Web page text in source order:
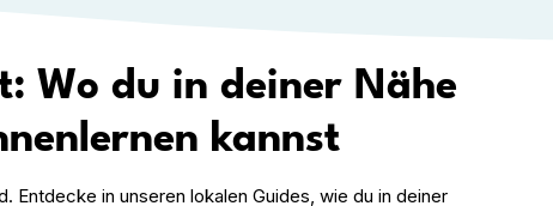
Wo du in deiner Nähe
kannst
Entdecke in unseren lokalen Guides, wie du in deiner